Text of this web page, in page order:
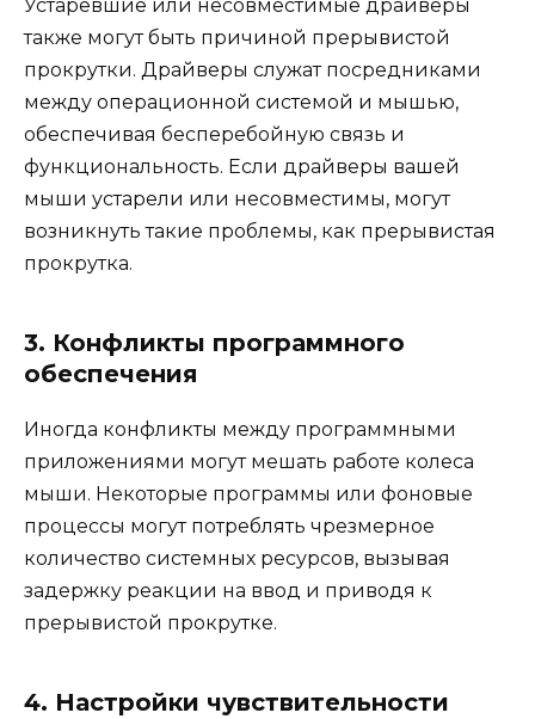
Устаревшие или несовместимые драйверы
также могут быть причиной прерывистой
прокрутки. Драйверы служат посредниками
между операционной системой и мышью,
обеспечивая бесперебойную связь и
функциональность. Если драйверы вашей
мыши устарели или несовместимы, могут
возникнуть такие проблемы, как прерывистая
прокрутка.
3. Конфликты программного
обеспечения
Иногда конфликты между программными
приложениями могут мешать работе колеса
мыши. Некоторые программы или фоновые
процессы могут потреблять чрезмерное
количество системных ресурсов, вызывая
задержку реакции на ввод и приводя к
прерывистой прокрутке.
4. Настройки чувствительности